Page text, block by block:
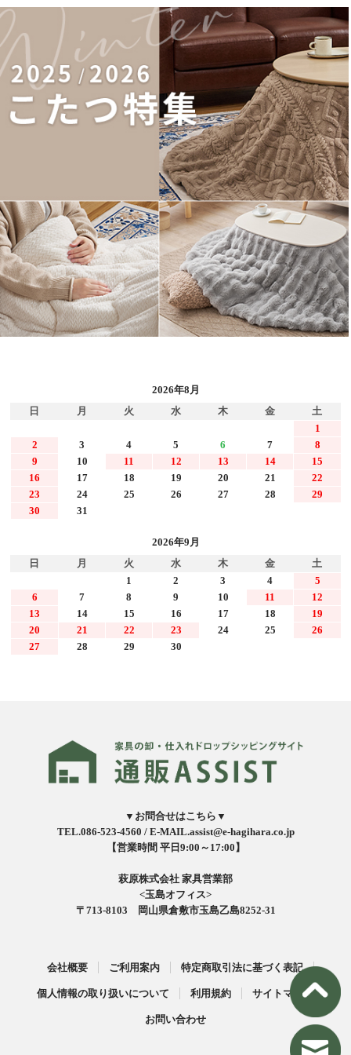
2026年8月
日
月 火 水 木 金
土
1
2
3 4 5 6 7
8
9
10 11 12 13 14
15
16
17 18 19 20 21
22
23
24 25 26 27 28
29
30
31
2026年9月
日
月 火 水 木 金
土
1
2 3 4
5
6
7 8 9 10 11
12
13
14 15 16 17 18
19
20
21 22 23 24 25
26
27
28 29 30
▼お問合せはこちら▼
TEL.086-523-4560 / E-MAIL.assist@e-hagihara.co.jp
【営業時間 平日9:00～17:00】
萩原株式会社 家具営業部
<玉島オフィス>
〒713-8103 岡山県倉敷市玉島乙島8252-31
会社概要 ご利用案内 特定商取引法に基づく表記
個人情報の取り扱いについて 利用規約 サイトマップ
お問い合わせ